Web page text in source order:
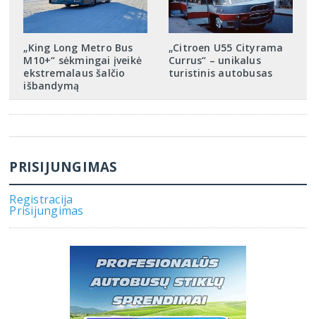
„King Long Metro Bus
M10+“ sėkmingai įveikė
ekstremalaus šalčio
išbandymą
„Citroen U55 Cityrama
Currus“ – unikalus
turistinis autobusas
PRISIJUNGIMAS
Registracija
Prisijungimas